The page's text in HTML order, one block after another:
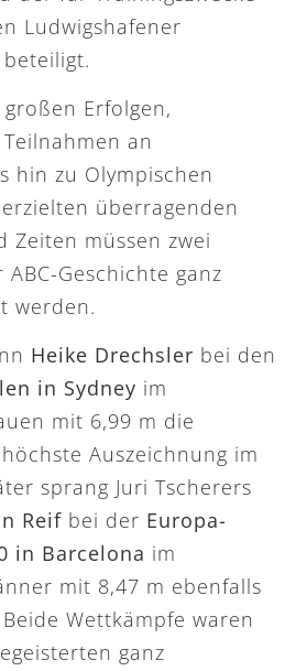
Ludwigshafener
Erfolgen,
an
hin zu Olympischen
überragenden
Zeiten müssen zwei
Geschichte ganz
werden.
Heike Drechsler bei den
in Sydney im
mit 6,99 m die
Auszeichnung im
sprang Juri Tscherers
Reif bei der Europa-
in Barcelona im
mit 8,47 m ebenfalls
Beide Wettkämpfe waren
ganz